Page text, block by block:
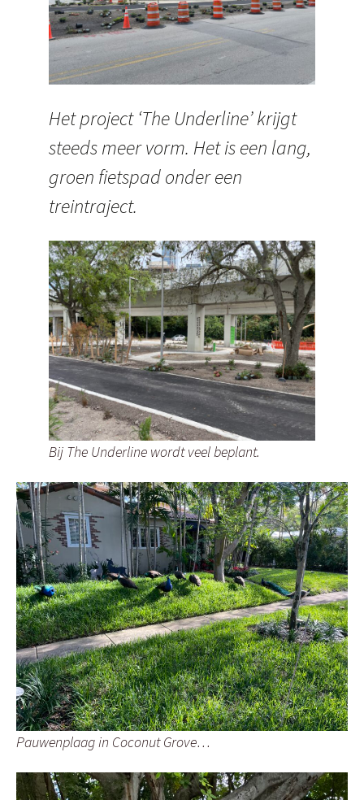
Het project ‘The Underline’ krijgt
steeds meer vorm. Het is een lang,
groen fietspad onder een
treintraject.
Bij The Underline wordt veel beplant.
Pauwenplaag in Coconut Grove…